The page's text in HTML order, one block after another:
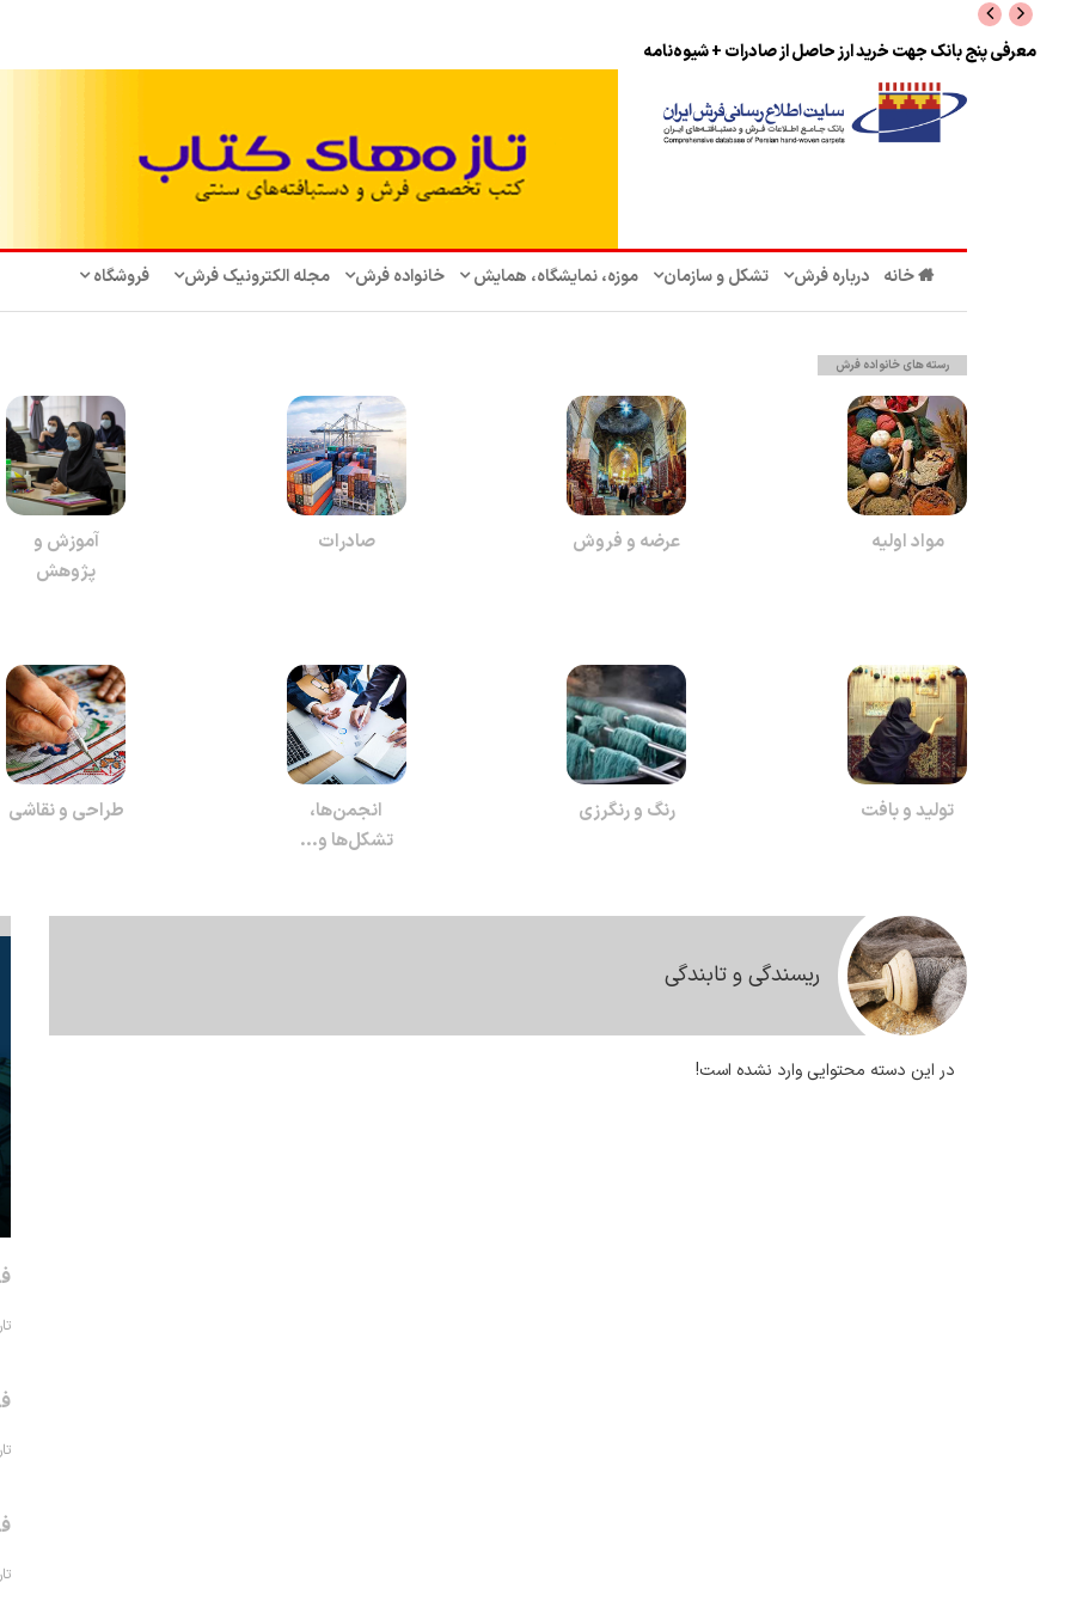
معرفی پنج بانک جهت خرید ارز حاصل از صادرات + شیوه‌نامه
خانه درباره فرش تشکل‌ و سازمان‌ موزه، نمایشگاه، همایش‌ خانواده فرش مجله الکترونیک فرش فروشگاه
رسته های خانواده فرش
مواد اولیه
تولید و بافت
عرضه و فروش
رنگ و رنگرزی
صادرات
انجمن‌ها،
تشکل‌ها و...
آموزش و
پژوهش
طراحی و نقاشی
ریسندگی و تابندگی
در این دسته محتوایی وارد نشده است!